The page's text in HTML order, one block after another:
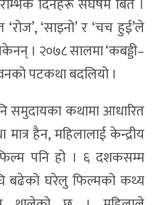
‘साइनो’ र ‘चच हुई’ले
। २०७८ सालमा ‘कबड्डी–
पटकथा बदलियो ।
समुदायका कथामा आधारित
हैन, महिलालाई केन्द्रीय
पनि हो । ६ दशकसम्म
बढेको घरेलु फिल्मको कथ्य